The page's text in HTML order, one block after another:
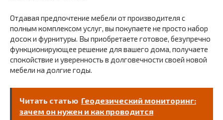
Отдавая предпочтение мебели от производителя с
полным комплексом услуг, вы покупаете не просто набор
досок и фурнитуры. Вы приобретаете готовое, безупречно
функционирующее решение для вашего дома, получаете
спокойствие и уверенность в долговечности своей новой
мебели на долгие годы.
Читать статью Геодезический мониторинг:
зачем он нужен и как проводится